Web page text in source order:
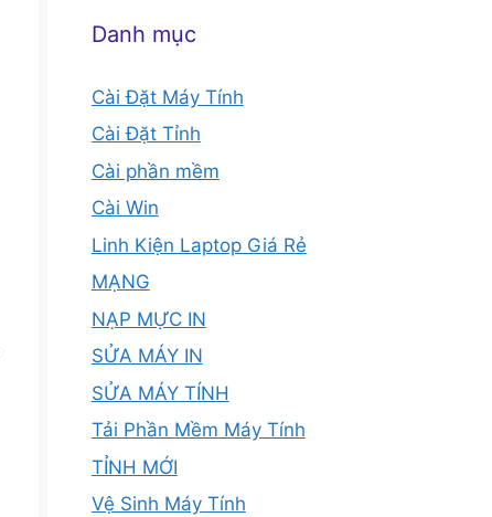
Danh mục
Cài Đặt Máy Tính
Cài Đặt Tỉnh
Cài phần mềm
Cài Win
Linh Kiện Laptop Giá Rẻ
MẠNG
NẠP MỰC IN
SỬA MÁY IN
SỬA MÁY TÍNH
Tải Phần Mềm Máy Tính
TỈNH MỚI
Vệ Sinh Máy Tính